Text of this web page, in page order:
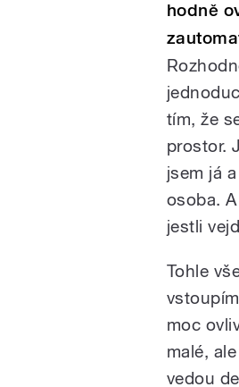
hodně
tím, že
prostor.
jsem já
osoba.
jestli
Tohle
moc
malé,
vedou